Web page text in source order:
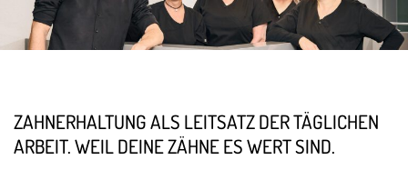
ZAHNERHALTUNG ALS LEITSATZ DER TÄGLICHEN
ARBEIT. WEIL DEINE ZÄHNE ES WERT SIND.